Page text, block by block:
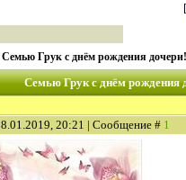
[
Семью Грук с днём рождения дочери!
Семью Грук с днём рождения
20:21 | Сообщение # 1